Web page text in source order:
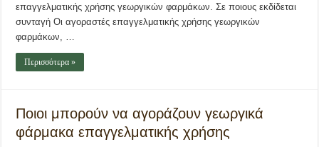
επαγγελματικής χρήσης γεωργικών φαρμάκων. Σε ποιους εκδίδεται
συνταγή Οι αγοραστές επαγγελματικής χρήσης γεωργικών
φαρμάκων, …
Περισσότερα »
Ποιοι μπορούν να αγοράζουν γεωργικά
φάρμακα επαγγελματικής χρήσης